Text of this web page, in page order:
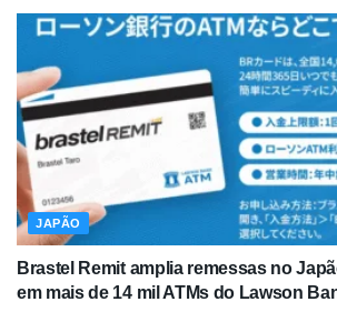
JAPÃO
Brastel Remit amplia remessas no
em mais de 14 mil ATMs do Lawson